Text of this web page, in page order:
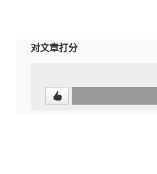
对文章打分